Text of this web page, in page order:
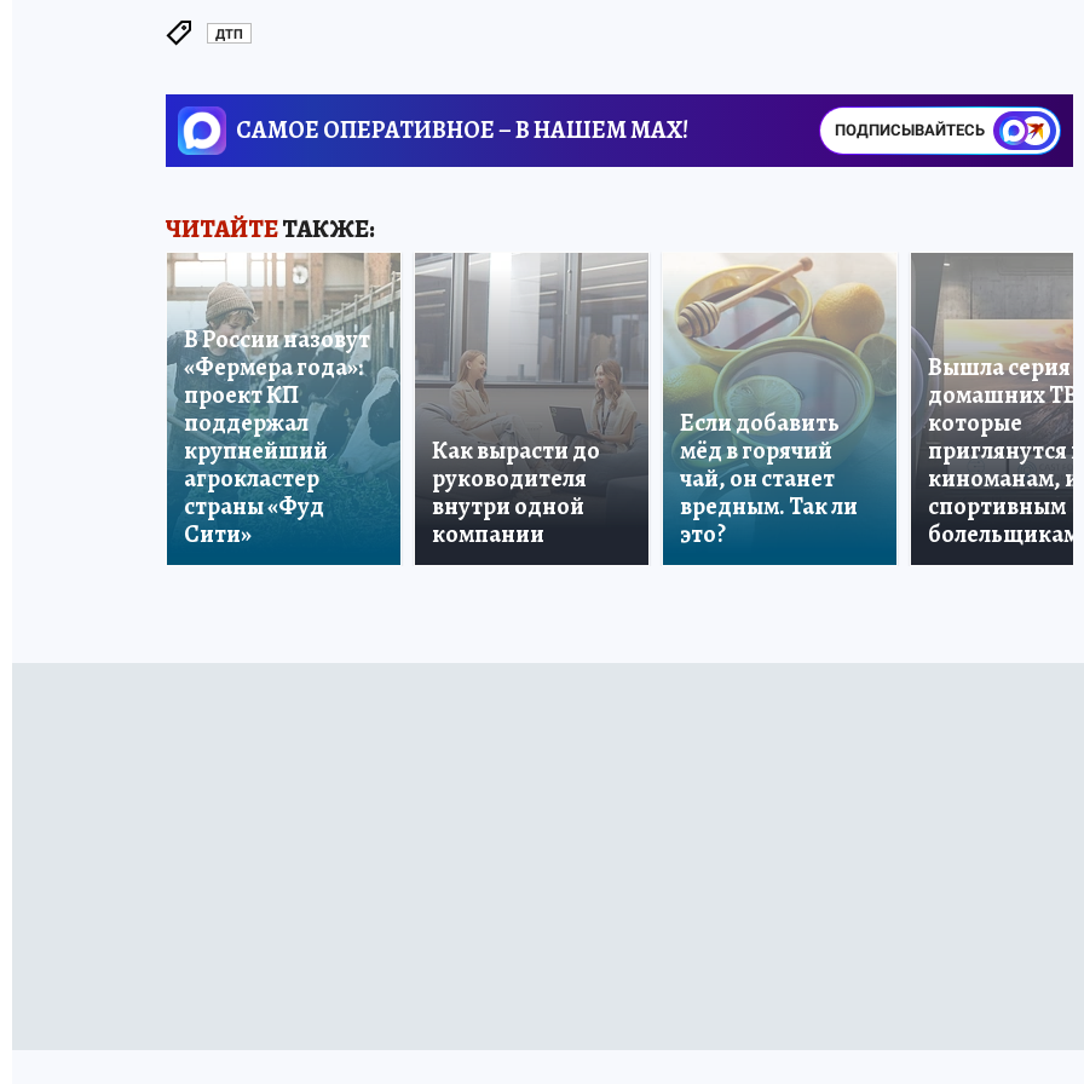
ДТП
САМОЕ ОПЕРАТИВНОЕ – В НАШЕМ MAX! ПОДПИСЫВАЙТЕСЬ
ЧИТАЙТЕТАКЖЕ:
В России назовут
«Фермера года»:
проект КП
поддержал
крупнейший
агрокластер
страны «Фуд
Сити»
Как вырасти до
руководителя
внутри одной
компании
Если добавить
мёд в горячий
чай, он станет
вредным. Так ли
это?
Вышла серия
домашних ТВ,
которые
приглянутся и
киноманам, и
спортивным
болельщикам